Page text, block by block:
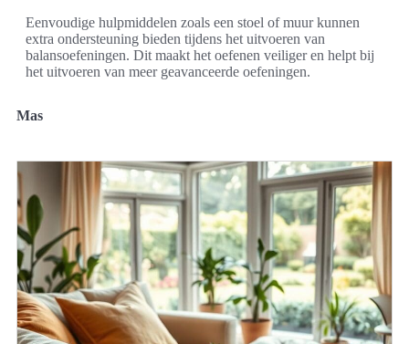
Eenvoudige hulpmiddelen zoals een stoel of muur kunnen
extra ondersteuning bieden tijdens het uitvoeren van
balansoefeningen. Dit maakt het oefenen veiliger en helpt bij
het uitvoeren van meer geavanceerde oefeningen.
Mas